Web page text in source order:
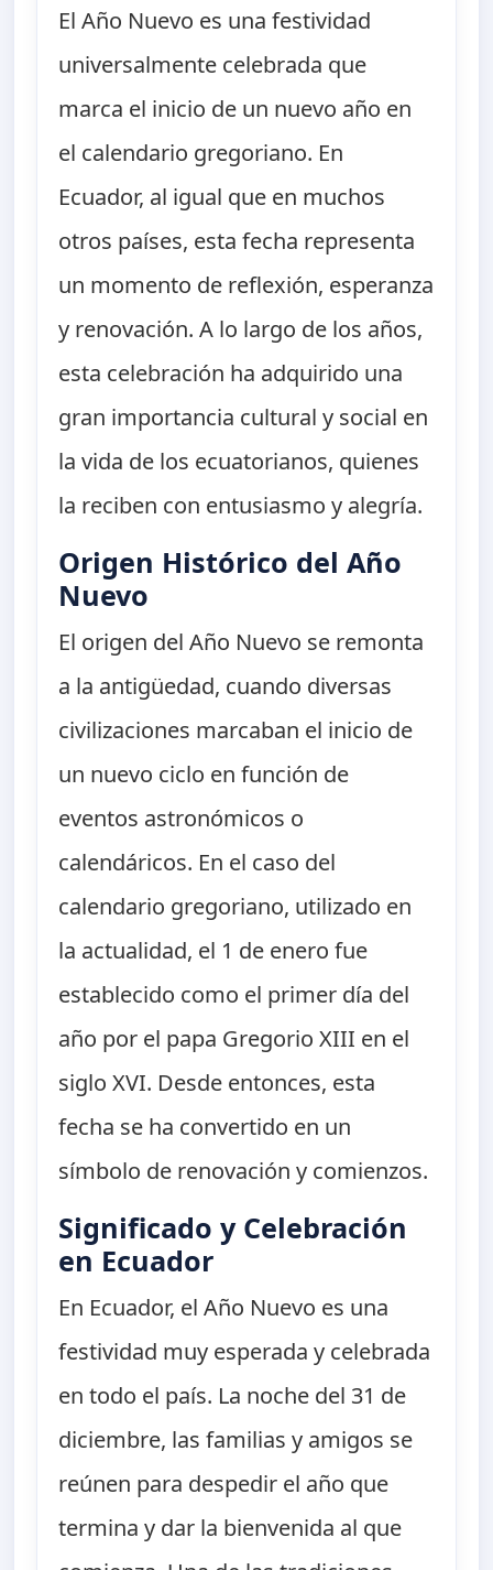
El Año Nuevo es una festividad
universalmente celebrada que
marca el inicio de un nuevo año en
el calendario gregoriano. En
Ecuador, al igual que en muchos
otros países, esta fecha representa
un momento de reflexión, esperanza
y renovación. A lo largo de los años,
esta celebración ha adquirido una
gran importancia cultural y social en
la vida de los ecuatorianos, quienes
la reciben con entusiasmo y alegría.
Origen Histórico del Año
Nuevo
El origen del Año Nuevo se remonta
a la antigüedad, cuando diversas
civilizaciones marcaban el inicio de
un nuevo ciclo en función de
eventos astronómicos o
calendáricos. En el caso del
calendario gregoriano, utilizado en
la actualidad, el 1 de enero fue
establecido como el primer día del
año por el papa Gregorio XIII en el
siglo XVI. Desde entonces, esta
fecha se ha convertido en un
símbolo de renovación y comienzos.
Significado y Celebración
en Ecuador
En Ecuador, el Año Nuevo es una
festividad muy esperada y celebrada
en todo el país. La noche del 31 de
diciembre, las familias y amigos se
reúnen para despedir el año que
termina y dar la bienvenida al que